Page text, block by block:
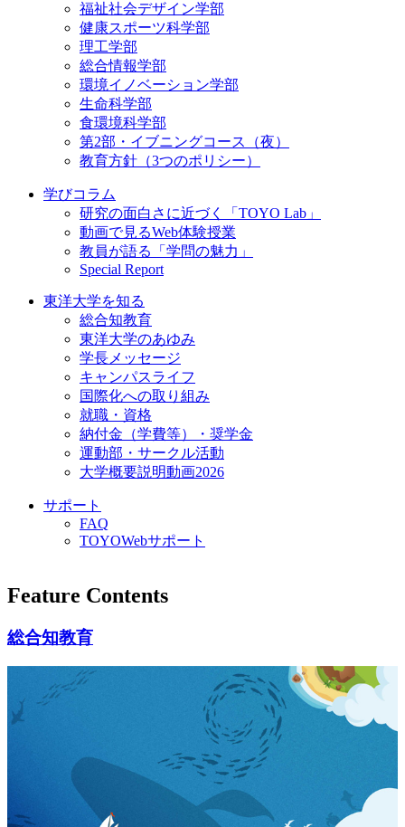
福祉社会デザイン学部
健康スポーツ科学部
理工学部
総合情報学部
環境イノベーション学部
生命科学部
食環境科学部
第2部・イブニングコース（夜）
教育方針（3つのポリシー）
学びコラム
研究の面白さに近づく「TOYO Lab」
動画で見るWeb体験授業
教員が語る「学問の魅力」
Special Report
東洋大学を知る
総合知教育
東洋大学のあゆみ
学長メッセージ
キャンパスライフ
国際化への取り組み
就職・資格
納付金（学費等）・奨学金
運動部・サークル活動
大学概要説明動画2026
サポート
FAQ
TOYOWebサポート
Feature Contents
総合知教育